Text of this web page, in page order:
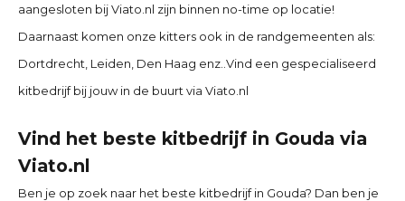
aangesloten bij Viato.nl zijn binnen no-time op locatie!
Daarnaast komen onze kitters ook in de randgemeenten als:
Dortdrecht, Leiden, Den Haag enz..Vind een gespecialiseerd
kitbedrijf bij jouw in de buurt via Viato.nl
Vind het beste kitbedrijf in Gouda via
Viato.nl
Ben je op zoek naar het beste kitbedrijf in Gouda? Dan ben je